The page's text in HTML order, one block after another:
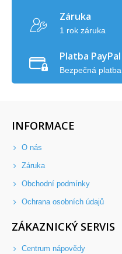
Záruka
1 rok záruka
Platba PayPal
Bezpečná platba
INFORMACE
O nás
Záruka
Obchodní podmínky
Ochrana osobních údajů
ZÁKAZNICKÝ SERVIS
Centrum nápovědy